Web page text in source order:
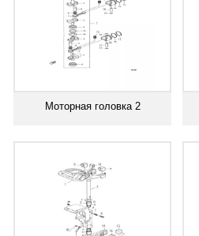
Моторная головка 2